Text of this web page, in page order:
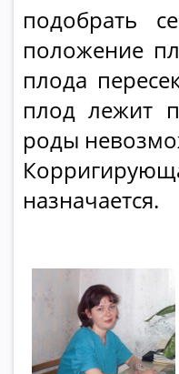
подобрать
положение
плода
плод лежит
роды
назначается.